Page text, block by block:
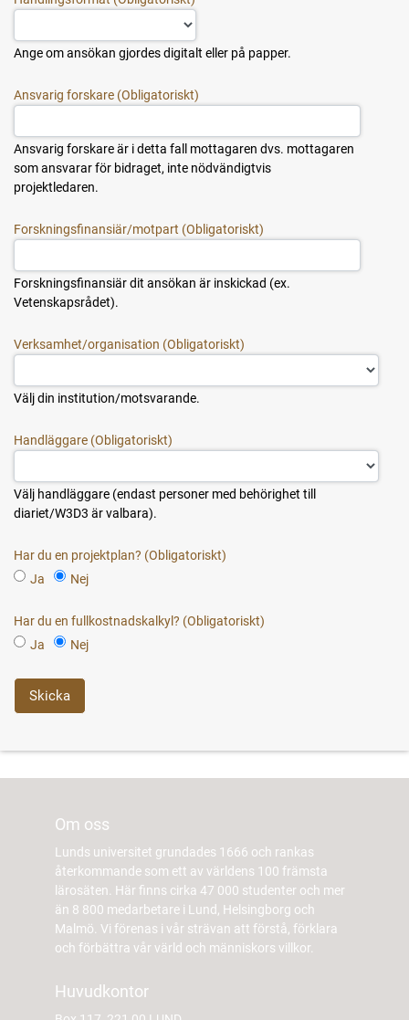
Ange om ansökan gjordes digitalt eller på papper.
Ansvarig forskare
Ansvarig forskare är i detta fall mottagaren dvs. mottagaren
som ansvarar för bidraget, inte nödvändigtvis
projektledaren.
Forskningsfinansiär/motpart
Forskningsfinansiär dit ansökan är inskickad (ex.
Vetenskapsrådet).
Verksamhet/organisation
Välj din institution/motsvarande.
Handläggare
Välj handläggare (endast personer med behörighet till
diariet/W3D3 är valbara).
Har du en projektplan?
Ja
Nej
Har du en fullkostnadskalkyl?
Ja
Nej
Om oss
Lunds universitet grundades 1666 och rankas
återkommande som ett av världens 100 främsta
lärosäten. Här finns cirka 47 000 studenter och mer
än 8 800 medarbetare i Lund, Helsingborg och
Malmö. Vi förenas i vår strävan att förstå, förklara
och förbättra vår värld och människors villkor.
Huvudkontor